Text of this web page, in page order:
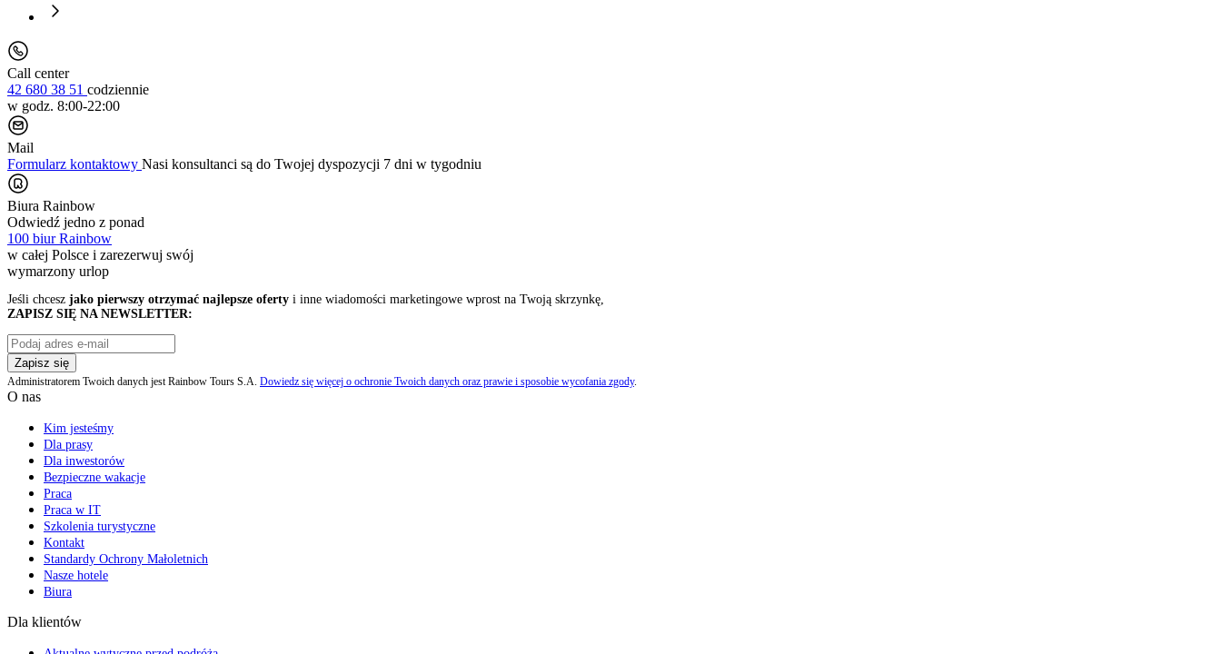
Call center
42 680 38 51 codziennie
w godz. 8:00-22:00
Mail
Formularz kontaktowy Nasi konsultanci są do Twojej dyspozycji 7 dni w tygodniu
Biura Rainbow
Odwiedź jedno z ponad
100 biur Rainbow
w całej Polsce i zarezerwuj swój
wymarzony urlop
Jeśli chcesz jako pierwszy otrzymać najlepsze oferty i inne wiadomości marketingowe wprost na Twoją skrzynkę,
ZAPISZ SIĘ NA NEWSLETTER:
Zapisz się
Administratorem Twoich danych jest Rainbow Tours S.A. Dowiedz się więcej o ochronie Twoich danych oraz prawie i sposobie wycofania zgody.
O nas
Kim jesteśmy
Dla prasy
Dla inwestorów
Bezpieczne wakacje
Praca
Praca w IT
Szkolenia turystyczne
Kontakt
Standardy Ochrony Małoletnich
Nasze hotele
Biura
Dla klientów